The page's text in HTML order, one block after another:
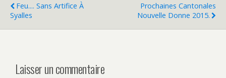
Feu.... Sans Artifice À
Syalles
Prochaines Cantonales
Nouvelle Donne 2015.
Laisser un commentaire